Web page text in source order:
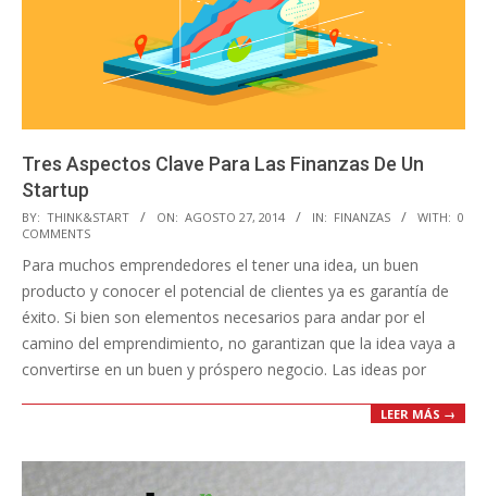
Tres Aspectos Clave Para Las Finanzas De Un
Startup
2014-
08-
27
BY: THINK&START ON: AGOSTO 27, 2014 IN: FINANZAS WITH: 0
COMMENTS
Para muchos emprendedores el tener una idea, un buen
producto y conocer el potencial de clientes ya es garantía de
éxito. Si bien son elementos necesarios para andar por el
camino del emprendimiento, no garantizan que la idea vaya a
convertirse en un buen y próspero negocio. Las ideas por
LEER MÁS →